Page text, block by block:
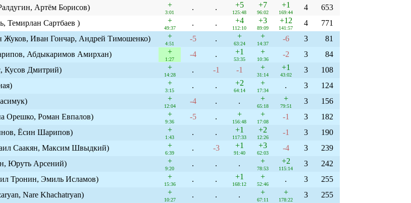
Артём Борисов) +
3:01
. . +5
125:48
+7
96:02
+1
169:44
4
653
Темирлан Сартбаев ) +
49:37
. . +4
112:10
+3
89:09
+12
141:57
4
771
Иван Гончар, Андрей Тимошенко) +
4:51
-5 . +
63:24
+
14:37
-6 3
81
Абдыкаримов Амирхан) +
1:27
-4 . +1
53:35
+
10:36
-2 3
84
Кусов Дмитрий) +
14:28
. -1 -1 +
31:14
+1
43:02
3
108
+
3:15
. . +2
64:14
+
17:34
. 3
124
+
12:04
-4 . . +
65:18
+
79:51
3
156
Роман Евпалов) +
9:36
-5 . +
156:48
+
17:08
-1 3
182
Ёсин Шарипов) +
1:43
. . +1
117:33
+2
12:26
-1 3
190
Саакян, Максим Швыдкий) +
6:39
. -3 +1
91:40
+3
62:03
-4 3
239
Юруть Арсений) +
9:20
. . . +
78:53
+2
115:14
3
242
Тронин, Эмиль Исламов) +
15:36
. . +1
168:12
+
52:46
. 3
255
Nare Khachatryan) +
10:27
. . . +
67:11
+
178:22
3
255